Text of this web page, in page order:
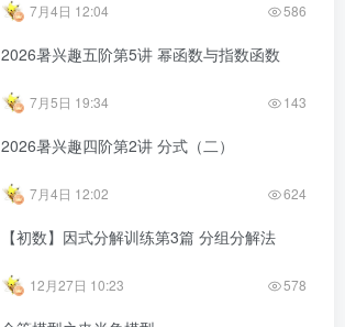
7月4日 12:04 586
2026暑兴趣五阶第5讲 幂函数与指数函数
7月5日 19:34 143
2026暑兴趣四阶第2讲 分式（二）
7月4日 12:02 624
【初数】因式分解训练第3篇 分组分解法
12月27日 10:23 578